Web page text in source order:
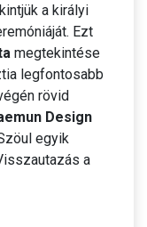
a királyi
Ezt
megtekintése
legfontosabb
rövid
Design
egyik
a